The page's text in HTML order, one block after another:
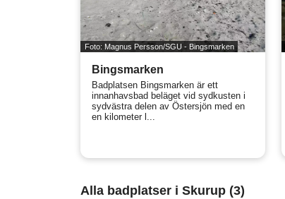
Foto: Magnus Persson/SGU - Bingsmarken
Bingsmarken
Badplatsen Bingsmarken är ett
innanhavsbad beläget vid sydkusten i
sydvästra delen av Östersjön med en
en kilometer l...
Alla badplatser i Skurup (3)